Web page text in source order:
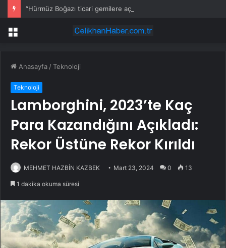
Menü
Anasayfa /Teknoloji
Teknoloji
Lamborghini, 2023’te Kaç
Para Kazandığını Açıkladı:
Rekor Üstüne Rekor Kırıldı
MEHMET HAZBİN KAZBEK Mart 23, 2024 0 13
1 dakika okuma süresi